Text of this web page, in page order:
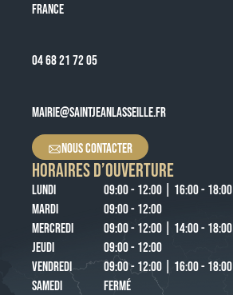
FRANCE
04 68 21 72 05
MAIRIE@SAINTJEANLASSEILLE.FR
NOUS CONTACTER
HORAIRES D’OUVERTURE
LUNDI
09:00 - 12:00 | 16:00 - 18:00
MARDI
09:00 - 12:00
MERCREDI
09:00 - 12:00 | 14:00 - 18:00
JEUDI
09:00 - 12:00
VENDREDI
09:00 - 12:00 | 16:00 - 18:00
SAMEDI
FERMÉ